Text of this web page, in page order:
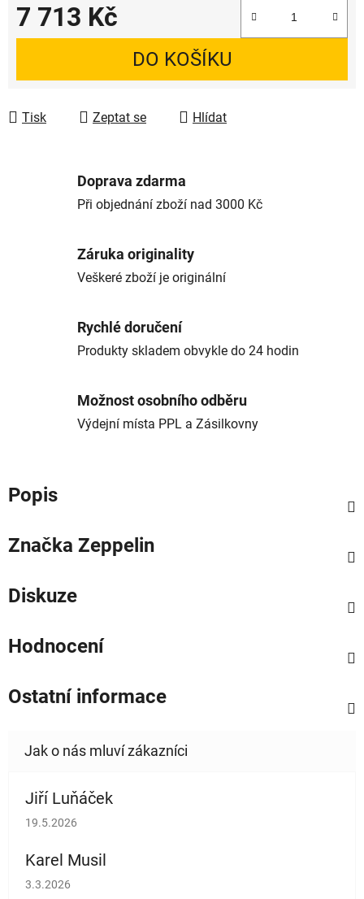
7 713 Kč
Měrná cena:
DO KOŠÍKU
Tisk Zeptat se Hlídat
Doprava zdarma
Při objednání zboží nad 3000 Kč
Záruka originality
Veškeré zboží je originální
Rychlé doručení
Produkty skladem obvykle do 24 hodin
Možnost osobního odběru
Výdejní místa PPL a Zásilkovny
Popis
Značka Zeppelin
Diskuze
Hodnocení
Ostatní informace
Jiří Luňáček
Hodnocení obchodu je 5 z 5 hvězdiček.
19.5.2026
Karel Musil
Hodnocení obchodu je 5 z 5 hvězdiček.
3.3.2026